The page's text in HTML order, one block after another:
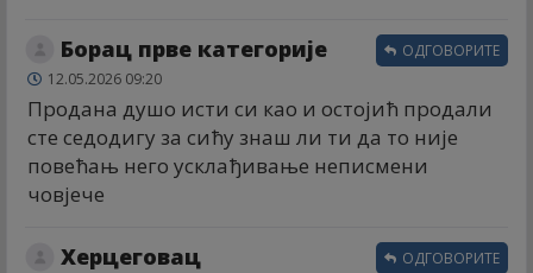
Борац прве категорије
12.05.2026 09:20
Продана душо исти си као и остојић продали
сте седодигу за сићу знаш ли ти да то није
повећањ него усклађивање неписмени
човјече
ОДГОВОРИТЕ
Херцеговац ОДГОВОРИТЕ